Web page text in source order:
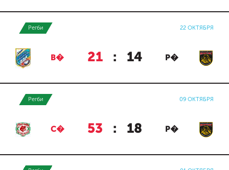
Регби 22 ОКТЯБРЯ
В� 21 : 14 Р�
Регби 09 ОКТЯБРЯ
С� 53 : 18 Р�